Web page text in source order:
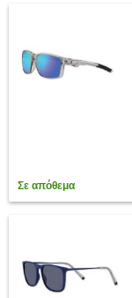
Σε απόθεμα